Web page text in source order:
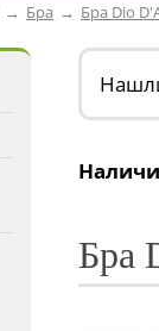
Бра Бра Dio
Бра